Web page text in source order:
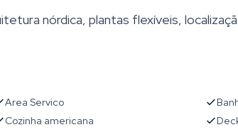
nórdica, plantas flexíveis,
Area Servico
Cozinha americana